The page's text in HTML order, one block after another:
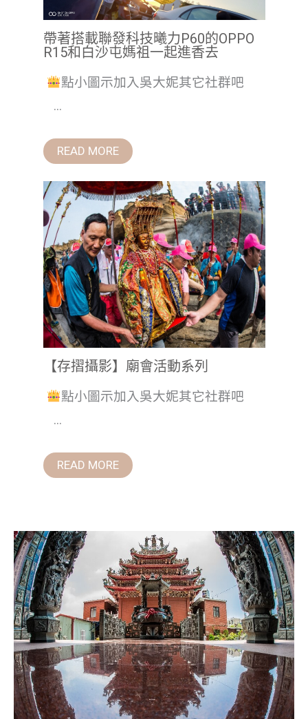
帶著搭載聯發科技曦力P60的OPPO
R15和白沙屯媽祖一起進香去
點小圖示加入吳大妮其它社群吧
...
READ MORE
【存摺攝影】廟會活動系列
點小圖示加入吳大妮其它社群吧
...
READ MORE